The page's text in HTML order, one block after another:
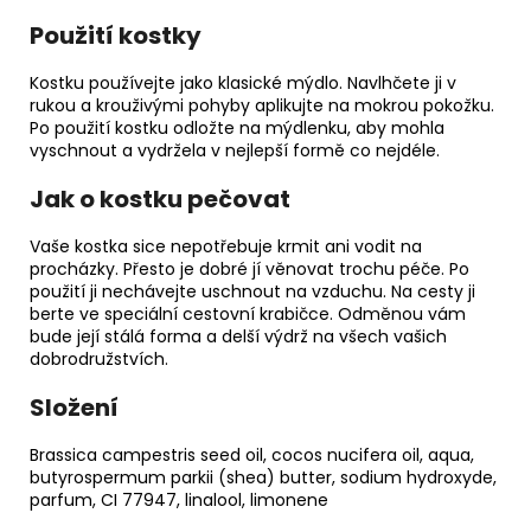
Použití kostky
Kostku používejte jako klasické mýdlo. Navlhčete ji v
rukou a krouživými pohyby aplikujte na mokrou pokožku.
Po použití kostku odložte na mýdlenku, aby mohla
vyschnout a vydržela v nejlepší formě co nejdéle.
Jak o kostku pečovat
Vaše kostka sice nepotřebuje krmit ani vodit na
procházky. Přesto je dobré jí věnovat trochu péče. Po
použití ji nechávejte uschnout na vzduchu. Na cesty ji
berte ve speciální cestovní krabičce. Odměnou vám
bude její stálá forma a delší výdrž na všech vašich
dobrodružstvích.
Složení
Brassica campestris seed oil, cocos nucifera oil, aqua,
butyrospermum parkii (shea) butter, sodium hydroxyde,
parfum, CI 77947, linalool, limonene